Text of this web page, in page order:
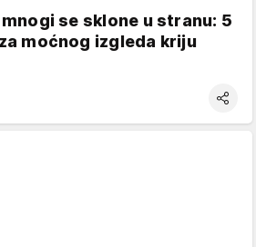
se sklone u stranu: 5
moćnog izgleda kriju